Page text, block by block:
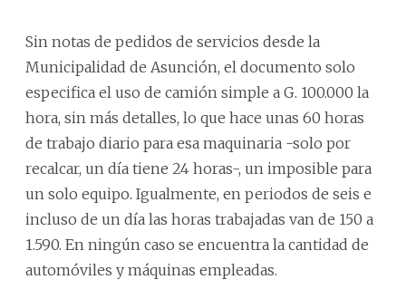
Sin notas de pedidos de servicios desde la
Municipalidad de Asunción, el documento solo
especifica el uso de camión simple a G. 100.000 la
hora, sin más detalles, lo que hace unas 60 horas
de trabajo diario para esa maquinaria -solo por
recalcar, un día tiene 24 horas-, un imposible para
un solo equipo. Igualmente, en periodos de seis e
incluso de un día las horas trabajadas van de 150 a
1.590. En ningún caso se encuentra la cantidad de
automóviles y máquinas empleadas.